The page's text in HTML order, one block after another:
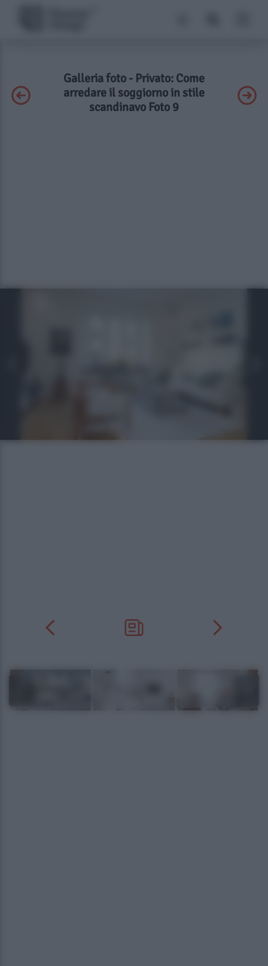
Galleria foto - Privato: Come
arredare il soggiorno in stile
scandinavo Foto 9